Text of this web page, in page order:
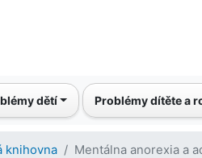
dětí Problémy dítěte a
knihovna Mentálna anorexia a